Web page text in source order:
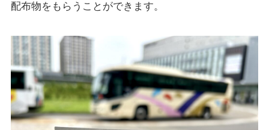
配布物をもらうことができます。